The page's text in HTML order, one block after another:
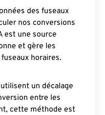
des fuseaux
nos conversions
est une source
et gère les
horaires.
un décalage
entre les
cette méthode est